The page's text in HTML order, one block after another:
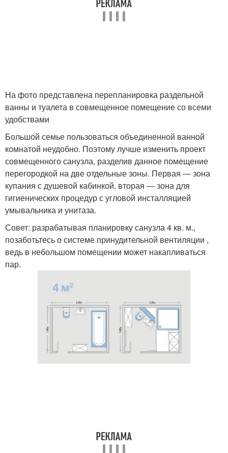
На фото представлена перепланировка раздельной
ванны и туалета в совмещенное помещение со всеми
удобствами
Большой семье пользоваться объединенной ванной
комнатой неудобно. Поэтому лучше изменить проект
совмещенного санузла, разделив данное помещение
перегородкой на две отдельные зоны. Первая ― зона
купания с душевой кабинкой, вторая ― зона для
гигиенических процедур с угловой инсталляцией
умывальника и унитаза.
Совет: разрабатывая планировку санузла 4 кв. м.,
позаботьтесь о системе принудительной вентиляции ,
ведь в небольшом помещении может накапливаться
пар.